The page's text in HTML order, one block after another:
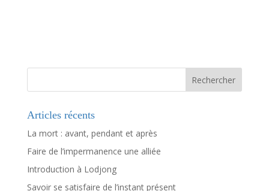
Articles récents
La mort : avant, pendant et après
Faire de l’impermanence une alliée
Introduction à Lodjong
Savoir se satisfaire de l’instant présent